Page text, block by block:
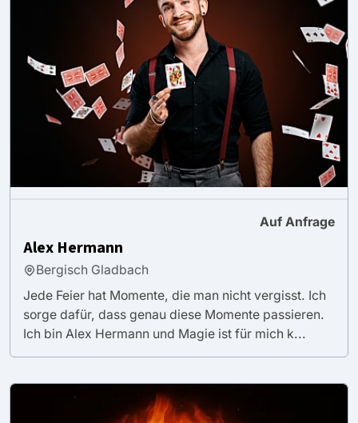
Auf Anfrage
Alex Hermann
Bergisch Gladbach
Jede Feier hat Momente, die man nicht vergisst. Ich
sorge dafür, dass genau diese Momente passieren.
Ich bin Alex Hermann und Magie ist für mich k...